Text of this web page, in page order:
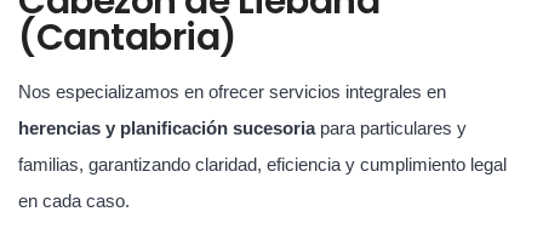
(Cantabria)
Nos especializamos en ofrecer servicios integrales en
herencias y planificación sucesoriapara particulares y
familias, garantizando claridad, eficiencia y cumplimiento legal
en cada caso.